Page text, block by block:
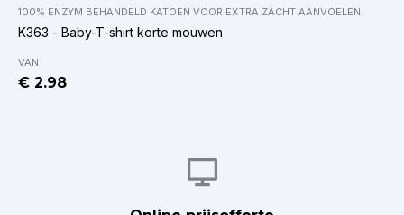
100% ENZYM BEHANDELD KATOEN VOOR EXTRA ZACHT AANVOELEN.
K363 - Baby-T-shirt korte mouwen
VAN
€ 2.98